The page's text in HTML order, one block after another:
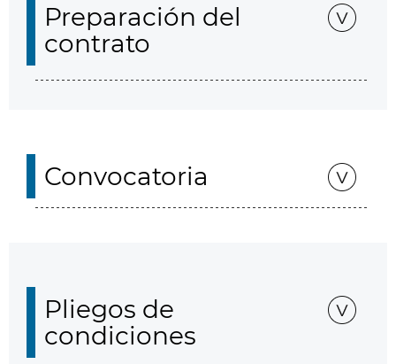
Preparación del
contrato
Convocatoria
Pliegos de
condiciones